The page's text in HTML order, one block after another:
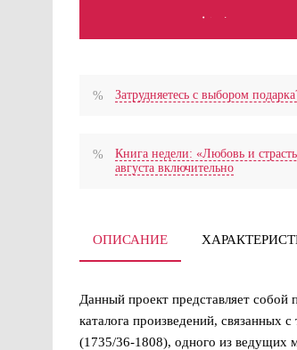
В КОРЗИНУ
Затрудняетесь с выбором
Книга недели: «Любовь и
августа включительно
ОПИСАНИЕ
Данный проект представляет собой
каталога произведений, связанных
(1735/36-1808), одного из ведущих